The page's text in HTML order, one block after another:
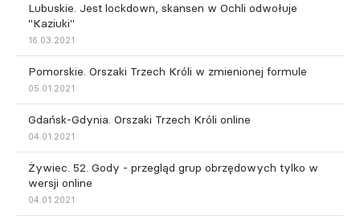
Lubuskie. Jest lockdown, skansen w Ochli odwołuje
"Kaziuki"
16.03.2021
Pomorskie. Orszaki Trzech Króli w zmienionej formule
05.01.2021
Gdańsk-Gdynia. Orszaki Trzech Króli online
04.01.2021
Żywiec. 52. Gody - przegląd grup obrzędowych tylko w
wersji online
04.01.2021